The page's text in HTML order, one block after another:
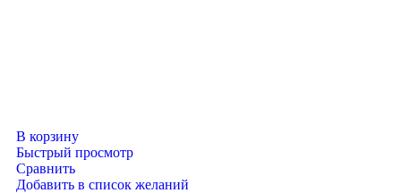
В корзину
Быстрый просмотр
Сравнить
Добавить в список желаний